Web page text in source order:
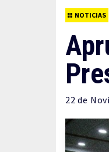
NOTICIAS
22 de